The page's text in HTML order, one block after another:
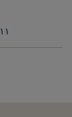
١١ % ( تقدير)